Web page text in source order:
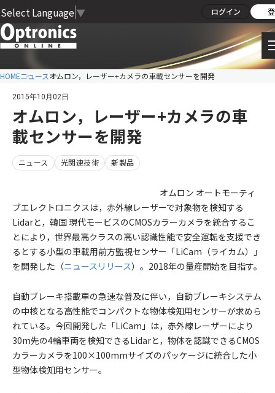
Select Language ▼ ログイン
HOMEニュースオムロン，レーザー+カメラの車載センサーを開発
2015年10月02日
オムロン，レーザー+カメラの車
載センサーを開発
ニュース 光関連技術 新製品
オムロン オートモーティ
ブエレクトロニクスは，赤外線レーザーで対象物を検知する
Lidarと，韓国 現代モービスのCMOSカラーカメラを統合するこ
とにより，世界最高クラスの高い認識性能で安全運転を支援でき
るとする小型の車載用前方監視センサー「LiCam（ライカム）」
を開発した（ニュースリリース）。2018年の量産開始を目指す。
自動ブレーキ搭載車の急速な普及に伴い，自動ブレーキシステム
の中核となる高性能でコンパクトな物体検知用センサーが求めら
れている。今回開発した「LiCam」は，赤外線レーザーにより
30m先の4輪車両を検知できるLidarと，物体を認識できるCMOS
カラーカメラを100×100mmサイズのパッケージに統合した小
型物体検知用センサー。